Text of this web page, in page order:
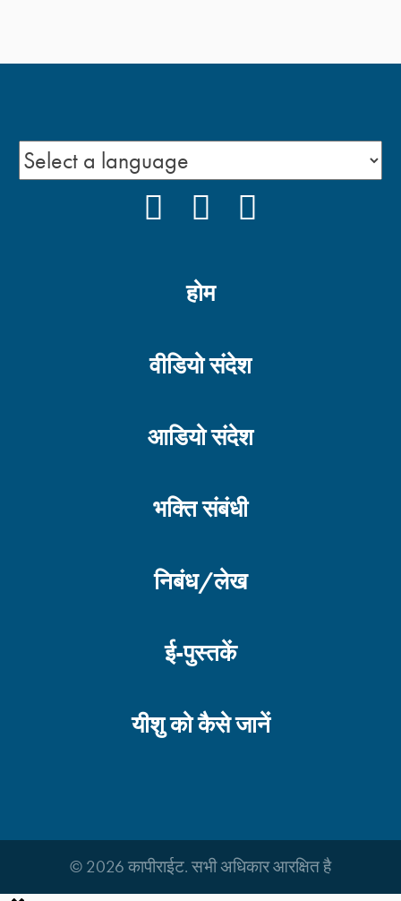
होम
वीडियो संदेश
आडियो संदेश
भक्ति संबंधी
निबंध/लेख
ई-पुस्तकें
यीशु को कैसे जानें
© 2026 कापीराईट. सभी अधिकार आरक्षित है